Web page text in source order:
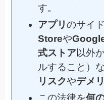
す。
アプリのサイ
Storeや
式ストア以外
ルすること）
リスクやデメ
この法律を何